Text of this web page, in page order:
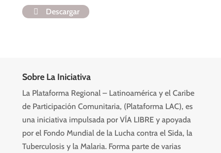
Descargar
Sobre La Iniciativa
La Plataforma Regional – Latinoamérica y el Caribe
de Participación Comunitaria, (Plataforma LAC), es
una iniciativa impulsada por VÍA LIBRE y apoyada
por el Fondo Mundial de la Lucha contra el Sida, la
Tuberculosis y la Malaria. Forma parte de varias